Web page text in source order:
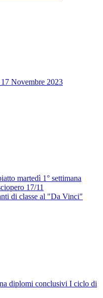
Novembre 2023
martedì 1° settimana
17/11
di classe al "Da Vinci"
diplomi conclusivi I ciclo di